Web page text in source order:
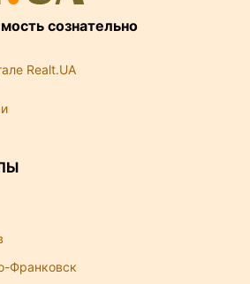
сознательно
Realt.UA
Франковск